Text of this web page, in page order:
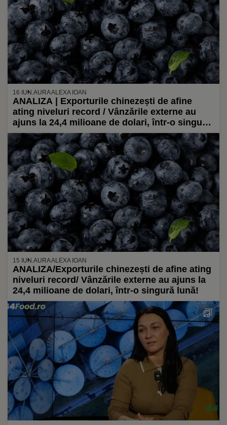
16 IUN. AURA ALEXA IOAN
ANALIZA | Exporturile chinezești de afine
ating niveluri record / Vânzările externe au
ajuns la 24,4 milioane de dolari, într-o singură
lună!
15 IUN.AURA ALEXA IOAN
ANALIZA/Exporturile chinezești de afine ating
niveluri record/ Vânzările externe au ajuns la
24,4 milioane de dolari, într-o singură lună!